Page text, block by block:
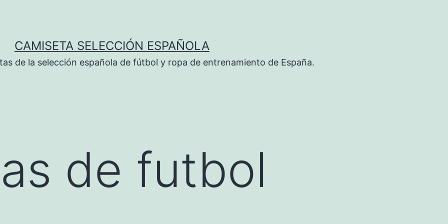
CAMISETA SELECCIÓN ESPAÑOLA
de la selección española de fútbol y ropa de entrenamiento de España.
de futbol